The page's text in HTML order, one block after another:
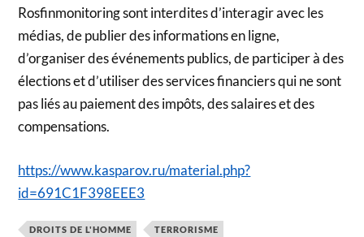
Rosfinmonitoring sont interdites d’interagir avec les
médias, de publier des informations en ligne,
d’organiser des événements publics, de participer à des
élections et d’utiliser des services financiers qui ne sont
pas liés au paiement des impôts, des salaires et des
compensations.
https://www.kasparov.ru/material.php?
id=691C1F398EEE3
DROITS DE L'HOMME TERRORISME